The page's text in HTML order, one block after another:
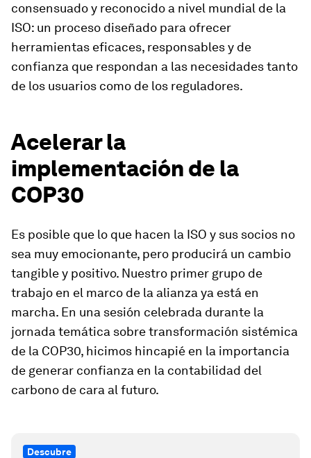
consensuado y reconocido a nivel mundial de la
ISO: un proceso diseñado para ofrecer
herramientas eficaces, responsables y de
confianza que respondan a las necesidades tanto
de los usuarios como de los reguladores.
Acelerar la
implementación de la
COP30
Es posible que lo que hacen la ISO y sus socios no
sea muy emocionante, pero producirá un cambio
tangible y positivo. Nuestro primer grupo de
trabajo en el marco de la alianza ya está en
marcha. En una sesión celebrada durante la
jornada temática sobre transformación sistémica
de la COP30, hicimos hincapié en la importancia
de generar confianza en la contabilidad del
carbono de cara al futuro.
Descubre